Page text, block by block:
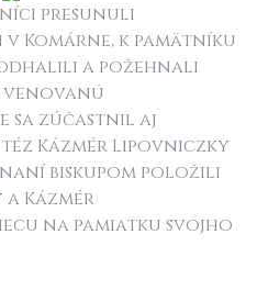
presunuli
k pamätníku
odhalili a požehnali
sa zúčastnil aj
Kázmér Lipovniczky
biskupom položili
a Kázmér
na pamiatku svojho